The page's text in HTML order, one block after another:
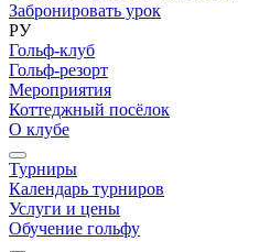
Забронировать урок
РУ
Гольф-клуб
Гольф-резорт
Мероприятия
Коттеджный посёлок
О клубе
Турниры
Календарь турниров
Услуги и цены
Обучение гольфу